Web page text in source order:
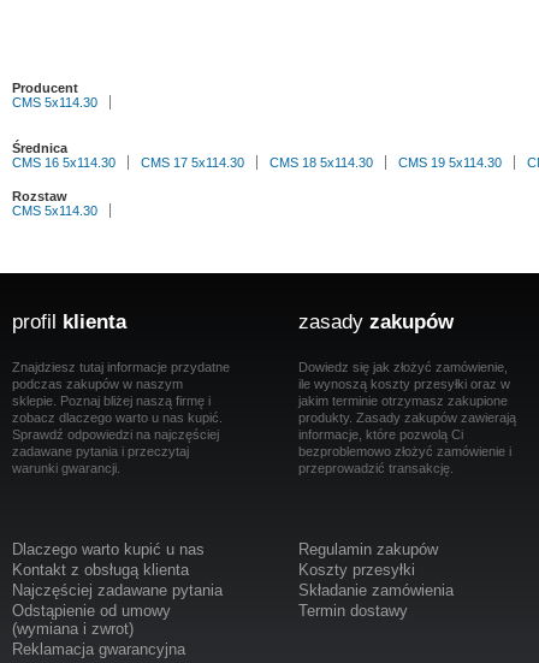
Producent
CMS 5x114.30
Średnica
CMS 16 5x114.30
CMS 17 5x114.30 CMS 18 5x114.30 CMS 19 5x114.30
Rozstaw
CMS 5x114.30
profil klienta
Znajdziesz tutaj informacje przydatne
podczas zakupów w naszym
sklepie. Poznaj bliżej naszą firmę i
zobacz dlaczego warto u nas kupić.
Sprawdź odpowiedzi na najczęściej
zadawane pytania i przeczytaj
warunki gwarancji.
Dlaczego warto kupić u nas
Kontakt z obsługą klienta
Najczęściej zadawane pytania
Odstąpienie od umowy
(wymiana i zwrot)
Reklamacja gwarancyjna
zasady zakupów
Dowiedz się jak złożyć zamówienie,
ile wynoszą koszty przesyłki oraz w
jakim terminie otrzymasz zakupione
produkty. Zasady zakupów zawierają
informacje, które pozwolą Ci
bezproblemowo złożyć zamówienie i
przeprowadzić transakcję.
Regulamin zakupów
Koszty przesyłki
Składanie zamówienia
Termin dostawy